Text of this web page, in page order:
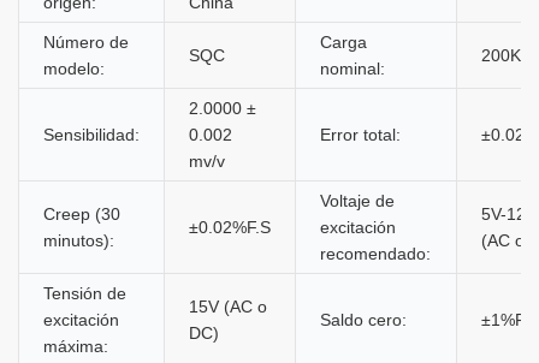
Número de
modelo:
SQC
Carga
nominal:
200KG
Sensibilidad:
2.0000 ±
0.002
mv/v
Error total:
Creep (30
minutos):
±0.02%F.S
Voltaje de
excitación
recomendado:
5V-12V
(AC o
Tensión de
excitación
máxima:
15V (AC o
DC)
Saldo cero: ±1%F.S